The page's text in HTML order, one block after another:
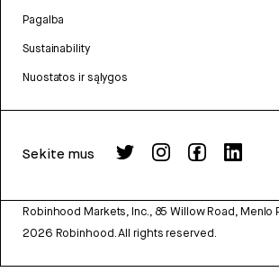
Pagalba
Sustainability
Nuostatos ir sąlygos
Sekite mus
Robinhood Markets, Inc., 85 Willow Road, Menlo
2026 Robinhood. All rights reserved.